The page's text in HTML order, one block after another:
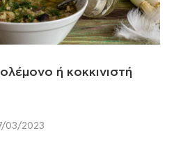
ή κοκκινιστή
03/2023